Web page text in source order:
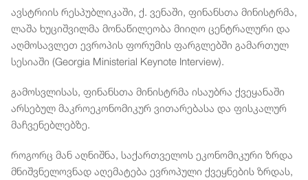
ავსტრიის რესპუბლიკაში, ქ. ვენაში, ფინანსთა მინისტრმა,
ლაშა ხუციშვილმა მონაწილეობა მიიღო ცენტრალური და
აღმოსავლეთ ევროპის ფორუმის ფარგლებში გამართულ
სესიაში (Georgia Ministerial Keynote Interview).
გამოსვლისას, ფინანსთა მინისტრმა ისაუბრა ქვეყანაში
არსებულ მაკროეკონომიკურ ვითარებასა და ფისკალურ
მაჩვენებლებზე.
როგორც მან აღნიშნა, საქართველოს ეკონომიკური ზრდა
მნიშვნელოვნად აღემატება ევროპული ქვეყნების ზრდას,